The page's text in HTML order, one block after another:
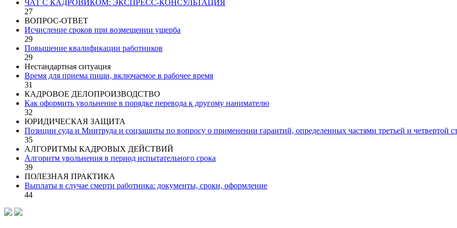
ЧАТ С КАДРОВИКОМ: ЭКСПРЕСС-КОНСУЛЬТАЦИЯ
27
ВОПРОС-ОТВЕТ
Исчисление сроков при возмещении ущерба
29
Повышение квалификации работников
29
Нестандартная ситуация
Время для приема пищи, включаемое в рабочее время
31
КАДРОВОЕ ДЕЛОПРОИЗВОДСТВО
Как оформить увольнение в порядке перевода к другому нанимателю
32
ЮРИДИЧЕСКАЯ ЗАЩИТА
Позиции суда и Минтруда и соцзащиты по вопросу о применении гарантий, определенных частями третьей и четвертой
35
АЛГОРИТМЫ КАДРОВЫХ ДЕЙСТВИЙ
Алгоритм увольнения в период испытательного срока
39
ПОЛЕЗНАЯ ПРАКТИКА
Выплаты в случае смерти работника: документы, сроки, оформление
44